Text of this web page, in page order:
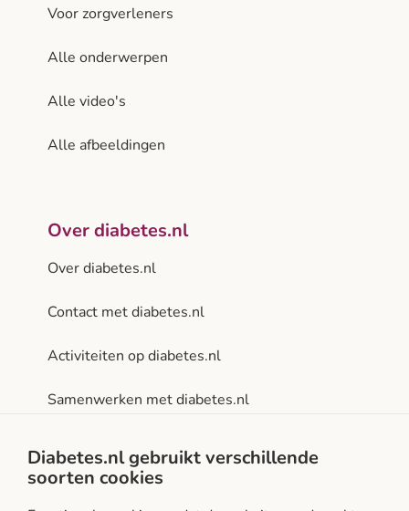
Voor zorgverleners
Alle onderwerpen
Alle video's
Alle afbeeldingen
Over diabetes.nl
Over diabetes.nl
Contact met diabetes.nl
Activiteiten op diabetes.nl
Samenwerken met diabetes.nl
Diabetes.nl gebruikt verschillende
soorten cookies